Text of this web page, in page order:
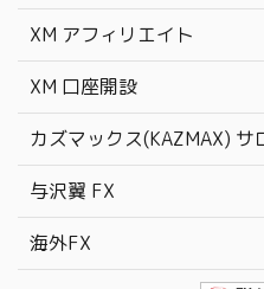
XM アフィリエイト
XM 口座開設
カズマックス(KAZMAX) サ
与沢翼 FX
海外FX